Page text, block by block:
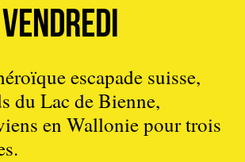
escapade suisse,
du Lac de Bienne,
en Wallonie pour trois